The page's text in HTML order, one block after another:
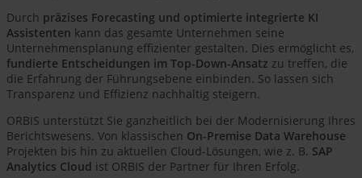
Durch präzises Forecasting und optimierte integrierte KI
Assistenten kann das gesamte Unternehmen seine
Unternehmensplanung effizienter gestalten. Dies ermöglicht es,
fundierte Entscheidungen im Top-Down-Ansatz zu treffen, die
die Erfahrung der Führungsebene einbinden. So lassen sich
Transparenz und Effizienz nachhaltig steigern.
ORBIS unterstützt Sie ganzheitlich bei der Modernisierung Ihres
Berichtswesens. Von klassischen On-Premise Data Warehouse
Projekten bis hin zu aktuellen Cloud-Lösungen, wie z. B. SAP
Analytics Cloud ist ORBIS der Partner für Ihren Erfolg.